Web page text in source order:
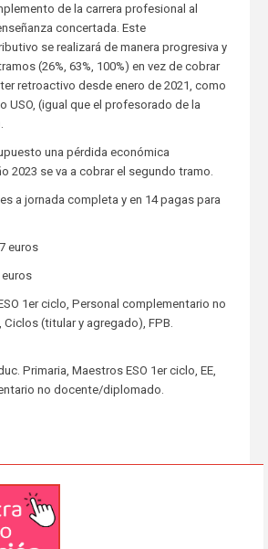
de la carrera profesional al
concertada. Este
se realizará de manera progresiva y
(26%, 63%, 100%) en vez de cobrar
retroactivo desde enero de 2021, como
USO, (igual que el profesorado de la
una pérdida económica
2023 se va a cobrar el segundo tramo.
a jornada completa y en 14 pagas para
euros
1er ciclo, Personal complementario no
(titular y agregado), FPB.
Primaria, Maestros ESO 1er ciclo, EE,
no docente/diplomado.